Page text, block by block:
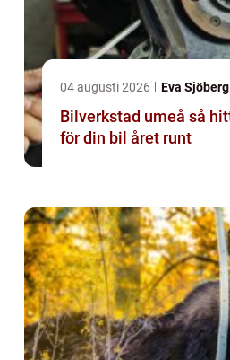
04 augusti 2026 Eva Sjöberg
Bilverkstad umeå så hittar du rätt hjälp
för din bil året runt